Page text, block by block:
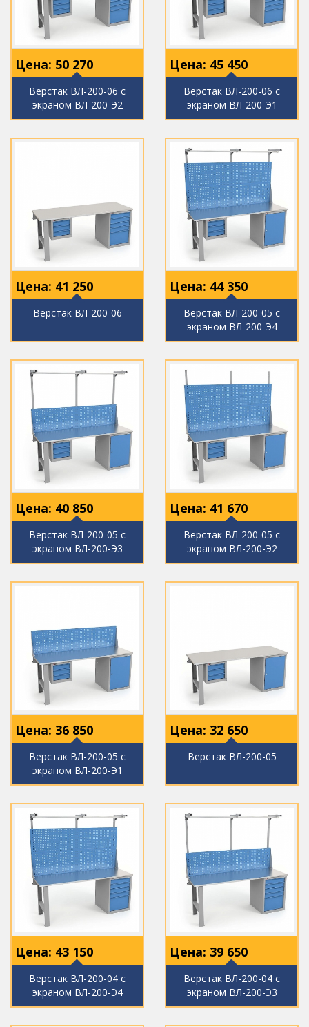
Цена: 50 270
Верстак ВЛ-200-06 с
экраном ВЛ-200-Э2
Цена: 45 450
Верстак ВЛ-200-06 с
экраном ВЛ-200-Э1
Цена: 41 250
Верстак ВЛ-200-06
Цена: 44 350
Верстак ВЛ-200-05 с
экраном ВЛ-200-Э4
Цена: 40 850
Верстак ВЛ-200-05 с
экраном ВЛ-200-Э3
Цена: 41 670
Верстак ВЛ-200-05 с
экраном ВЛ-200-Э2
Цена: 36 850
Верстак ВЛ-200-05 с
экраном ВЛ-200-Э1
Цена: 32 650
Верстак ВЛ-200-05
Цена: 43 150
Верстак ВЛ-200-04 с
экраном ВЛ-200-Э4
Цена: 39 650
Верстак ВЛ-200-04 с
экраном ВЛ-200-Э3